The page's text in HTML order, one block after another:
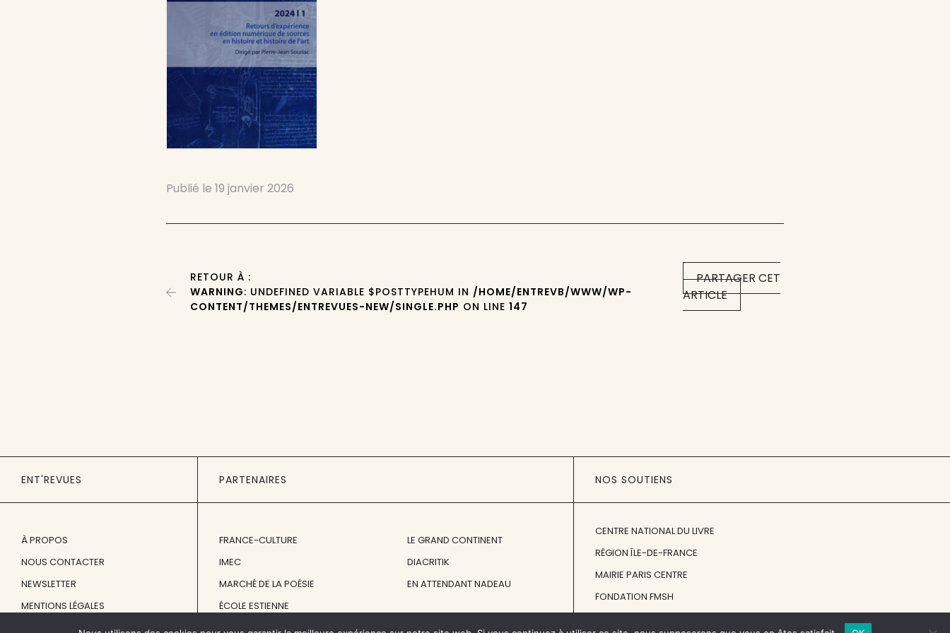
Publié le19 janvier 2026
PARTAGER CET
ARTICLE
RETOUR À :
WARNING: UNDEFINED VARIABLE $POSTTYPEHUM IN /HOME/ENTREVB/WWW/WP-
CONTENT/THEMES/ENTREVUES-NEW/SINGLE.PHP ON LINE147
ENT'REVUES
À PROPOS
NOUS CONTACTER
NEWSLETTER
MENTIONS LÉGALES
PARTENAIRES
FRANCE-CULTURE
IMEC
MARCHÉ DE LA POÉSIE
ÉCOLE ESTIENNE
LE GRAND CONTINENT
DIACRITIK
EN ATTENDANT NADEAU
NOS SOUTIENS
CENTRE NATIONAL DU LIVRE
RÉGION ÎLE-DE-FRANCE
MAIRIE PARIS CENTRE
FONDATION FMSH